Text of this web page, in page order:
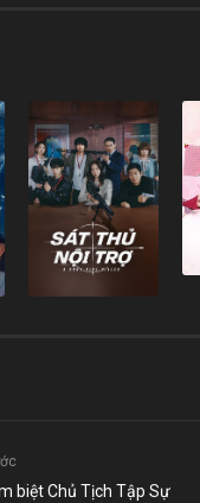
biệt Chủ Tịch Tập Sự